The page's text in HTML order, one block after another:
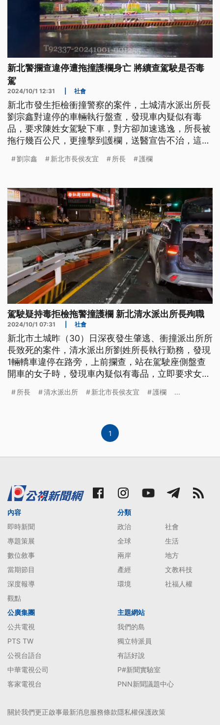
新北警攔查違停遭拖撞護欄身亡 將續查駕駛是否毒
駕
2024/10/1 12:31 社會
新北市發生拒檢衝撞警察的案件，土城清水派出所長
劉宗鑫對違停的車輛執行盤查，發現車內疑似有毒
品，要求陳姓女駕駛下車，對方卻加速逃逸，所長被
拖行幾百公尺，更撞擊到護欄，送醫宣告不治，這名
到毒品，後續將追查，她是否有毒駕，訊後依涉犯殺
劉宗鑫 新北市長侯友宜 所長 護欄
駕駛疑持毒拒檢拖警撞護欄 新北清水派出所長殉職
2024/10/1 07:31 社會
新北市土城昨（30）日深夜發生肇逃、衝撞派出所所
長致死的案件，清水派出所劉姓所長執行勤務，發現
1輛轎車違停在路旁，上前攔查，站在駕駛座側盤查
開車的女子時，發現車內疑似有毒品，立即要求女駕
竟然撞護欄，所長當場失去呼吸心跳，送醫後不幸殉
所長 清水派出所 新北市長侯友宜 護欄 ...
1
內容
即時新聞
專題策展
數位敘事
當期節目
深度報導
觀點
分類
政治
社會
全球
生活
兩岸
地方
產經
文教科技
環境
社福人權
公廣集團
公共電視
PTS TW
公視台語台
中華電視公司
客家電視台
主題網站
我們的島
獨立特派員
有話好說
P#新聞實驗室
PNN新聞議題中心
關於我們更正啟事最新消息服務條款隱私權保護政策